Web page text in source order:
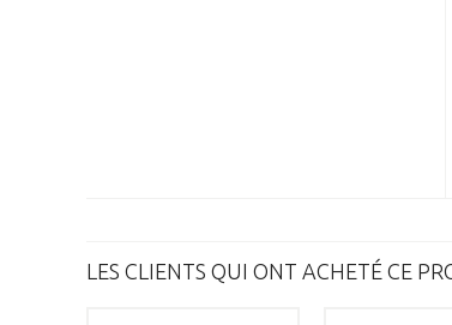
LES CLIENTS QUI ONT ACHETÉ CE